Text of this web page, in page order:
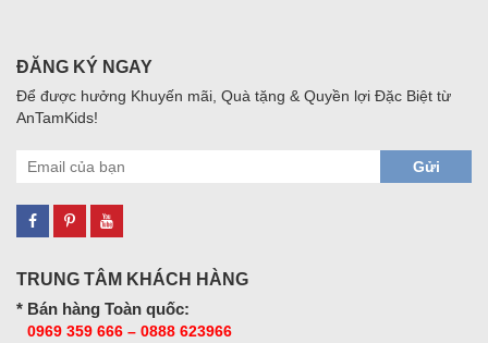
ĐĂNG KÝ NGAY
Để được hưởng Khuyến mãi, Quà tặng & Quyền lợi Đặc Biệt từ
AnTamKids!
Gửi
TRUNG TÂM KHÁCH HÀNG
* Bán hàng Toàn quốc:
0969 359 666 – 0888 623966